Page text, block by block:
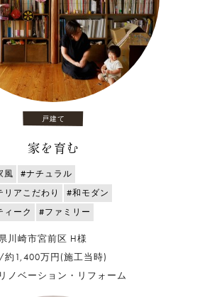
戸建て
家を育む
風
#ナチュラル
リアこだわり
#和モダン
ィーク
#ファミリー
川崎市宮前区 H様
1,400万円(施工当時)
ノベーション・リフォーム